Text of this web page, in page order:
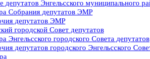
депутатов Энгельсского муниципального
Собрания депутатов ЭМР
депутатов ЭМР
городской Совет депутатов
Энгельсского городского Совета депутатов
депутатов городского Энгельсского